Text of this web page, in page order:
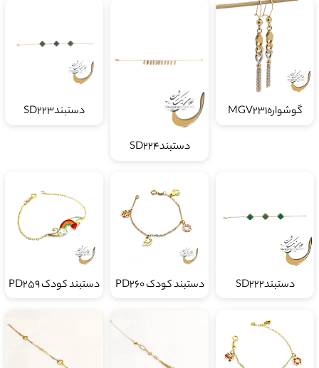
گوشوارهMGV231
دستبندSD224
دستبندSD223
دستبندSD222 دستبند کودک PD260 دستبند کودک PD259